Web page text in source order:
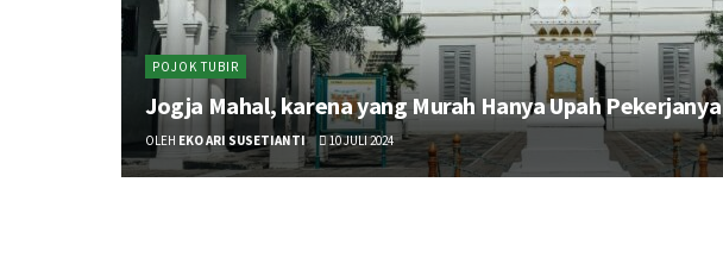
POJOK TUBIR
Jogja Mahal, karena yang Murah Hanya Upah Pekerjanya
OLEH EKO ARI SUSETIANTI 10 JULI 2024